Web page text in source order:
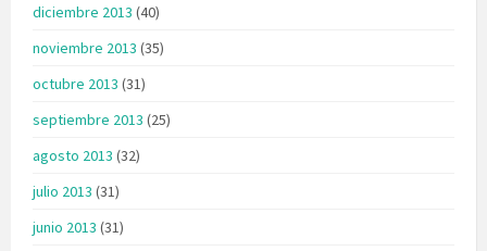
diciembre 2013 (40)
noviembre 2013 (35)
octubre 2013 (31)
septiembre 2013 (25)
agosto 2013 (32)
julio 2013 (31)
junio 2013 (31)